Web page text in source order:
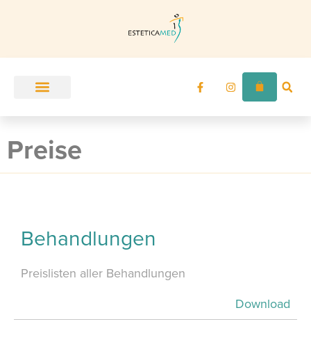
Preise
Behandlungen
Preislisten aller Behandlungen
Download